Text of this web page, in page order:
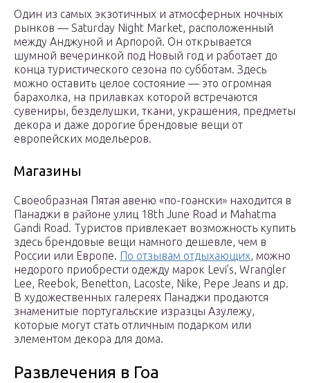
Один из самых экзотичных и атмосферных ночных
рынков — Saturday Night Market, расположенный
между Анджуной и Арпорой. Он открывается
шумной вечеринкой под Новый год и работает до
конца туристического сезона по субботам. Здесь
можно оставить целое состояние — это огромная
барахолка, на прилавках которой встречаются
сувениры, безделушки, ткани, украшения, предметы
декора и даже дорогие брендовые вещи от
европейских модельеров.
Магазины
Своеобразная Пятая авеню «по-гоански» находится в
Панаджи в районе улиц 18th June Road и Mahatma
Gandi Road. Туристов привлекает возможность купить
здесь брендовые вещи намного дешевле, чем в
России или Европе. По отзывам отдыхающих, можно
недорого приобрести одежду марок Levi’s, Wrangler
Lee, Reebok, Benetton, Lacoste, Nike, Pepe Jeans и др.
В художественных галереях Панаджи продаются
знаменитые португальские изразцы Азулежу,
которые могут стать отличным подарком или
элементом декора для дома.
Развлечения в Гоа